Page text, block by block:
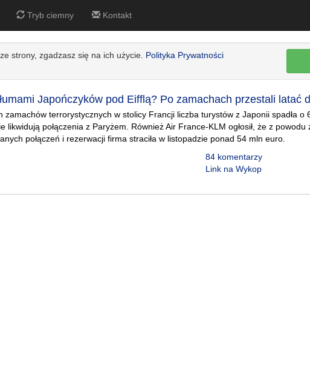
Tryb ciemny Kontakt
strony, zgadzasz się na ich użycie. Polityka Prywatności
Japończyków pod Eifflą? Po zamachach przestali latać
zamachów terrorystycznych w stolicy Francji liczba turystów z Japonii spadła o
likwidują połączenia z Paryżem. Również Air France-KLM ogłosił, że z powodu
połączeń i rezerwacji firma straciła w listopadzie ponad 54 mln euro.
84 komentarzy
Link na Wykop